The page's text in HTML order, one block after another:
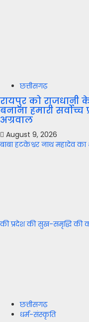
छत्तीसगढ़
रायपुर को
बनाना हमारी
अग्रवाल
August 9, 2026
बाबा हटकेश्वर नाथ महादेव
की प्रदेश की सुख-समृद्धि की
छत्तीसगढ़
धर्म-संस्कृति